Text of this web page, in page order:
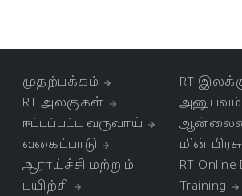
முதற்பக்கம்
RT அலகுகள்
ஈட்டப்பட்ட வருவாய்
வகைப்பாடு
RT
அனுபவம்
மின்
ஆராய்ச்சி மற்றும்
பயிற்சி
RT Online
Training